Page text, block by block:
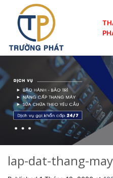
content
lap-dat-thang-